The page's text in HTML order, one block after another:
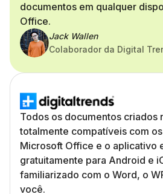
documentos em qualquer
Office.
Jack Wallen
Colaborador da Digital
Todos os documentos criados
totalmente compatíveis com
Microsoft Office e o aplicativo
gratuitamente para Android e
familiarizado com o Word, o
você.